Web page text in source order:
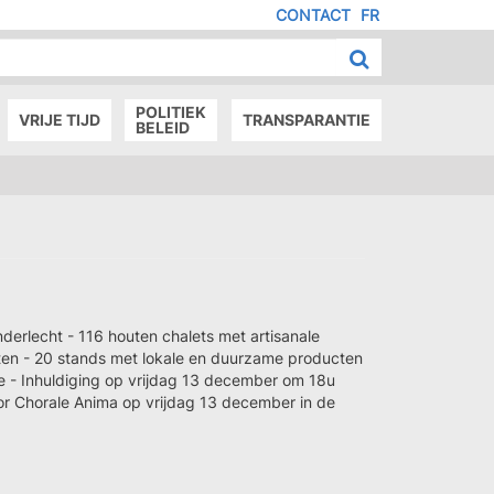
FR
CONTACT
VRIJE TIJD
POLITIEK
BELEID
TRANSPARANTIE
- 116 houten chalets met artisanale
- 20 stands met lokale en duurzame producten
- Inhuldiging op vrijdag 13 december om 18u
Chorale Anima op vrijdag 13 december in de